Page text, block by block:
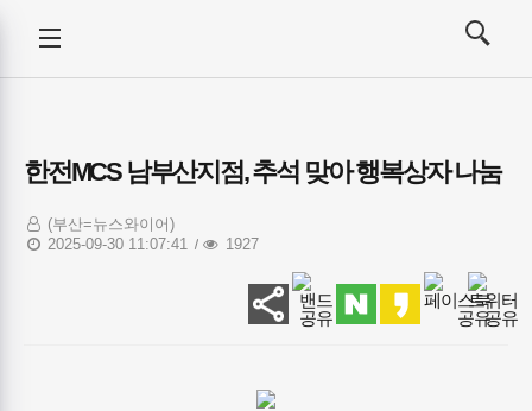
전체메뉴
열기/
검색
열기/
한전MCS 남부산지점, 추석 맞아 행복상자 나눔
(부산=뉴스와이어)
2025-09-30 11:07:41
1927